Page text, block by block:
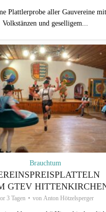
Plattlerprobe aller Gauvereine
Volkstänzen und geselligem...
Brauchtum
GTEV
3 Tagen von Anton Hötzelsperger